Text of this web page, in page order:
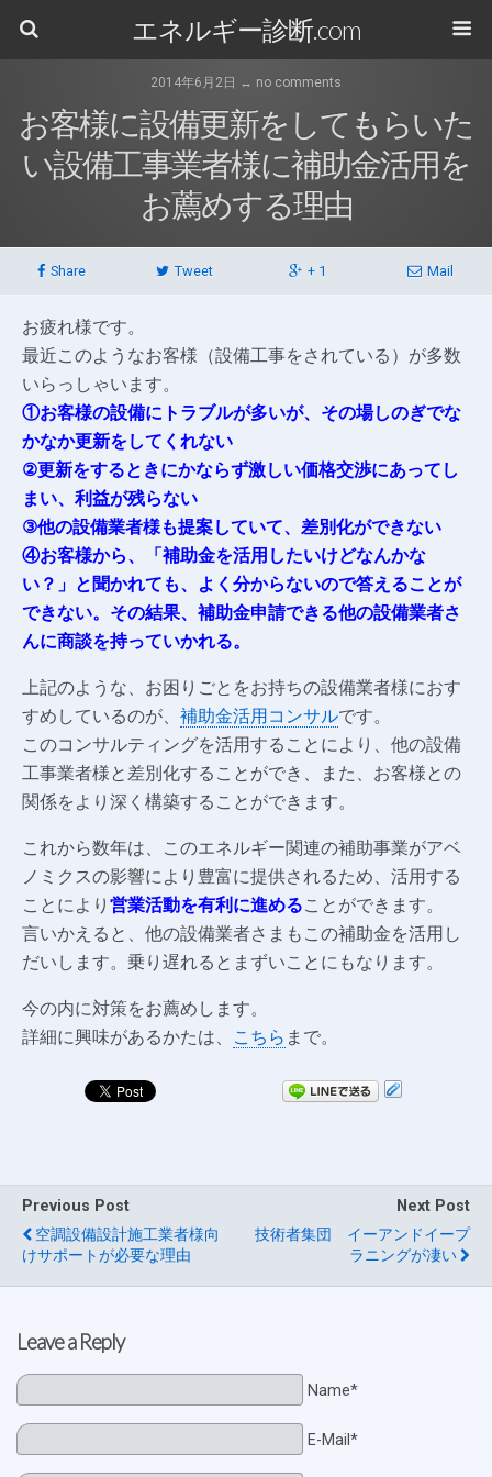
エネルギー診断.com
2014年6月2日 ↔ no comments
お客様に設備更新をしてもらいた
い設備工事業者様に補助金活用を
お薦めする理由
Share Tweet + 1 Mail
お疲れ様です。
最近このようなお客様（設備工事をされている）が多数
いらっしゃいます。
①お客様の設備にトラブルが多いが、その場しのぎでな
かなか更新をしてくれない
②更新をするときにかならず激しい価格交渉にあってし
まい、利益が残らない
③他の設備業者様も提案していて、差別化ができない
④お客様から、「補助金を活用したいけどなんかな
い？」と聞かれても、よく分からないので答えることが
できない。その結果、補助金申請できる他の設備業者さ
んに商談を持っていかれる。
上記のような、お困りごとをお持ちの設備業者様におす
すめしているのが、 補助金活用コンサルです。
このコンサルティングを活用することにより、他の設備
工事業者様と差別化することができ、また、お客様との
関係をより深く構築することができます。
これから数年は、このエネルギー関連の補助事業がアベ
ノミクスの影響により豊富に提供されるため、活用する
ことにより 営業活動を有利に進めることができます。
言いかえると、他の設備業者さまもこの補助金を活用し
だいします。乗り遅れるとまずいことにもなります。
今の内に対策をお薦めします。
詳細に興味があるかたは、
こちら まで。
Previous Post
空調設備設計施工業者様向
けサポートが必要な理由
Next Post
技術者集団 イーアンドイープ
ラニングが凄い
Leave a Reply
Name*
E-Mail*